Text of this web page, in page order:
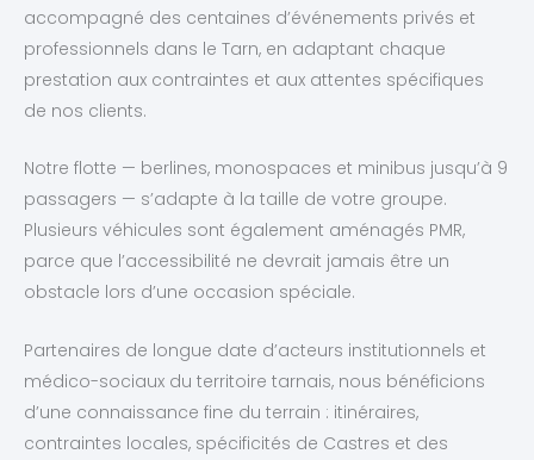
accompagné des centaines d’événements privés et
professionnels dans le Tarn, en adaptant chaque
prestation aux contraintes et aux attentes spécifiques
de nos clients.
Notre flotte — berlines, monospaces et minibus jusqu’à 9
passagers — s’adapte à la taille de votre groupe.
Plusieurs véhicules sont également aménagés PMR,
parce que l’accessibilité ne devrait jamais être un
obstacle lors d’une occasion spéciale.
Partenaires de longue date d’acteurs institutionnels et
médico-sociaux du territoire tarnais, nous bénéficions
d’une connaissance fine du terrain : itinéraires,
contraintes locales, spécificités de Castres et des